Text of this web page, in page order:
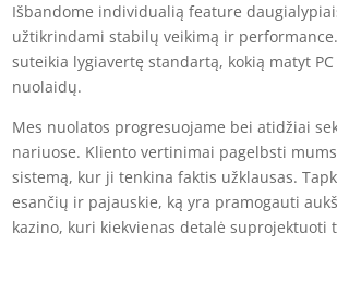
Išbandome individualią feature
užtikrindami stabilų veikimą ir
suteikia lygiavertę standartą, kokią matyt
nuolaidų.
Mes nuolatos progresuojame bei atidžiai
nariuose. Kliento vertinimai pagelbsti
sistemą, kur ji tenkina faktis užklausas.
esančių ir pajauskie, ką yra pramogauti
kazino, kuri kiekvienas detalė suprojektuoti